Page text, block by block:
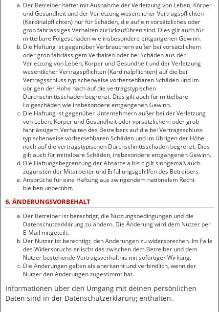
Der Betreiber haftet mit Ausnahme der Verletzung von Leben, Körper
und Gesundheit und der Verletzung wesentlicher Vertragspflichten
(Kardinalpflichten) nur für Schäden, die auf ein vorsätzliches oder
grob fahrlässiges Verhalten zurückzuführen sind. Dies gilt auch für
mittelbare Folgeschäden wie insbesondere entgangenen Gewinn.
Die Haftung ist gegenüber Verbrauchern außer bei vorsätzlichem
oder grob fahrlässigem Verhalten oder bei Schäden aus der
Verletzung von Leben, Körper und Gesundheit und der Verletzung
wesentlicher Vertragspflichten (Kardinalpflichten) auf die bei
Vertragsschluss typischerweise vorhersehbaren Schäden und im
übrigen der Höhe nach auf die vertragstypischen
Durchschnittsschäden begrenzt. Dies gilt auch für mittelbare
Folgeschäden wie insbesondere entgangenen Gewinn.
Die Haftung ist gegenüber Unternehmern außer bei der Verletzung
von Leben, Körper und Gesundheit oder vorsätzlichem oder grob
fahrlässigem Verhalten des Betreibers auf die bei Vertragsschluss
typischerweise vorhersehbaren Schäden und im Übrigen der Höhe
nach auf die vertragstypischen Durchschnittsschäden begrenzt. Dies
gilt auch für mittelbare Schäden, insbesondere entgangenen Gewinn.
Die Haftungsbegrenzung der Absätze a bis c gilt sinngemäß auch
zugunsten der Mitarbeiter und Erfüllungsgehilfen des Betreibers.
Ansprüche für eine Haftung aus zwingendem nationalem Recht
bleiben unberührt.
6. ÄNDERUNGSVORBEHALT
Der Betreiber ist berechtigt, die Nutzungsbedingungen und die
Datenschutzerklärung zu ändern. Die Änderung wird dem Nutzer per
E-Mail mitgeteilt.
Der Nutzer ist berechtigt, den Änderungen zu widersprechen. Im Falle
des Widerspruchs erlischt das zwischen dem Betreiber und dem
Nutzer bestehende Vertragsverhältnis mit sofortiger Wirkung.
Die Änderungen gelten als anerkannt und verbindlich, wenn der
Nutzer den Änderungen zugestimmt hat.
Informationen über den Umgang mit deinen persönlichen
Daten sind in der Datenschutzerklärung enthalten.